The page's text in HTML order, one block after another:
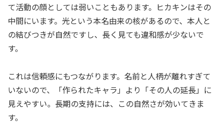
て活動の顔としては弱いこともあります。ヒカキンはその
中間にいます。光という本名由来の核があるので、本人と
の結びつきが自然ですし、長く見ても違和感が少ないで
す。
これは信頼感にもつながります。名前と人柄が離れすぎて
いないので、「作られたキャラ」より「その人の延長」に
見えやすい。長期の支持には、この自然さが効いてきま
す。